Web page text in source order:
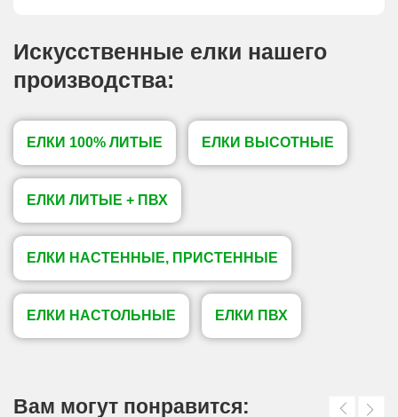
Искусственные елки нашего
производства:
ЕЛКИ 100% ЛИТЫЕ ЕЛКИ ВЫСОТНЫЕ
ЕЛКИ ЛИТЫЕ + ПВХ
ЕЛКИ НАСТЕННЫЕ, ПРИСТЕННЫЕ
ЕЛКИ НАСТОЛЬНЫЕ ЕЛКИ ПВХ
Вам могут понравится: